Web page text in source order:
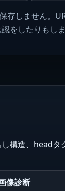
存しません。
をしたりもしま
構造、head
像診断